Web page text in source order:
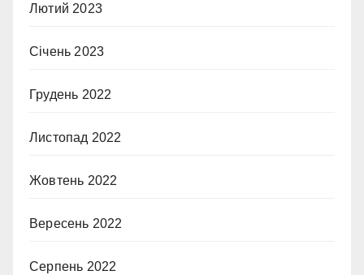
Лютий 2023
Січень 2023
Грудень 2022
Листопад 2022
Жовтень 2022
Вересень 2022
Серпень 2022